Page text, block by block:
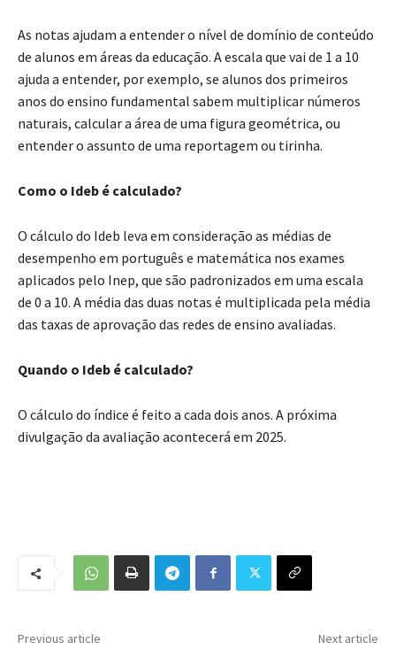
As notas ajudam a entender o nível de domínio de conteúdo
de alunos em áreas da educação. A escala que vai de 1 a 10
ajuda a entender, por exemplo, se alunos dos primeiros
anos do ensino fundamental sabem multiplicar números
naturais, calcular a área de uma figura geométrica, ou
entender o assunto de uma reportagem ou tirinha.
Como o Ideb é calculado?
O cálculo do Ideb leva em consideração as médias de
desempenho em português e matemática nos exames
aplicados pelo Inep, que são padronizados em uma escala
de 0 a 10. A média das duas notas é multiplicada pela média
das taxas de aprovação das redes de ensino avaliadas.
Quando o Ideb é calculado?
O cálculo do índice é feito a cada dois anos. A próxima
divulgação da avaliação acontecerá em 2025.
Previous article Next article